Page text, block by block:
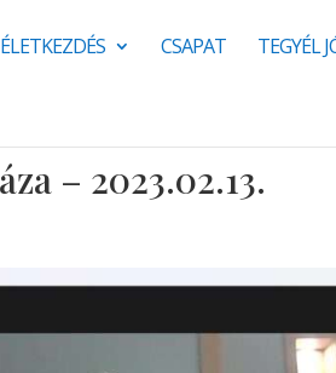
CSAPAT TEGYÉL
– 2023.02.13.